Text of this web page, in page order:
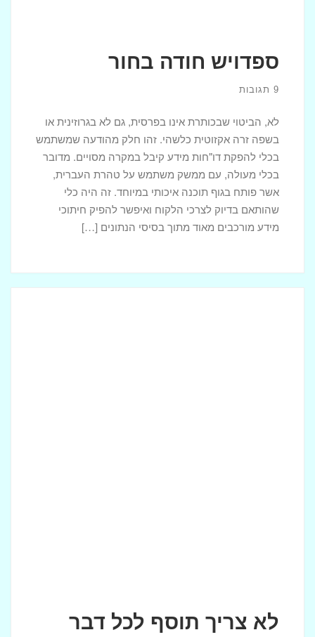
ספדויש חודה בחור
9 תגובות
לא, הביטוי שבכותרת אינו בפרסית, גם לא בגרוזינית או
בשפה זרה אקזוטית כלשהי. זהו חלק מהודעה שמשתמש
בכלי להפקת דו"חות מידע קיבל במקרה מסויים. מדובר
בכלי מעולה, עם ממשק משתמש על טהרת העברית,
אשר פותח בגוף תוכנה איכותי במיוחד. זה היה כלי
שהותאם בדיוק לצרכי הלקוח ואיפשר להפיק חיתוכי
מידע מורכבים מאוד מתוך בסיסי הנתונים […]
לא צריך תוסף לכל דבר